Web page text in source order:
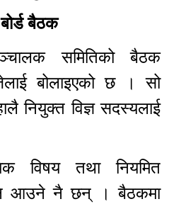
बैठक
समितिको बैठक
बोलाइएको छ । सो
नियुक्त विज्ञ सदस्यलाई
विषय तथा नियमित
आउने नै छन् । बैठकमा